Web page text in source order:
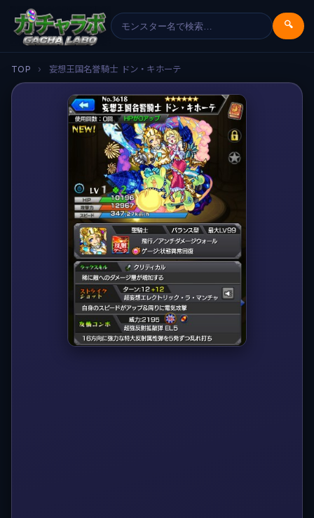
🔍
TOP › 妄想王国名誉騎士 ドン・キホーテ